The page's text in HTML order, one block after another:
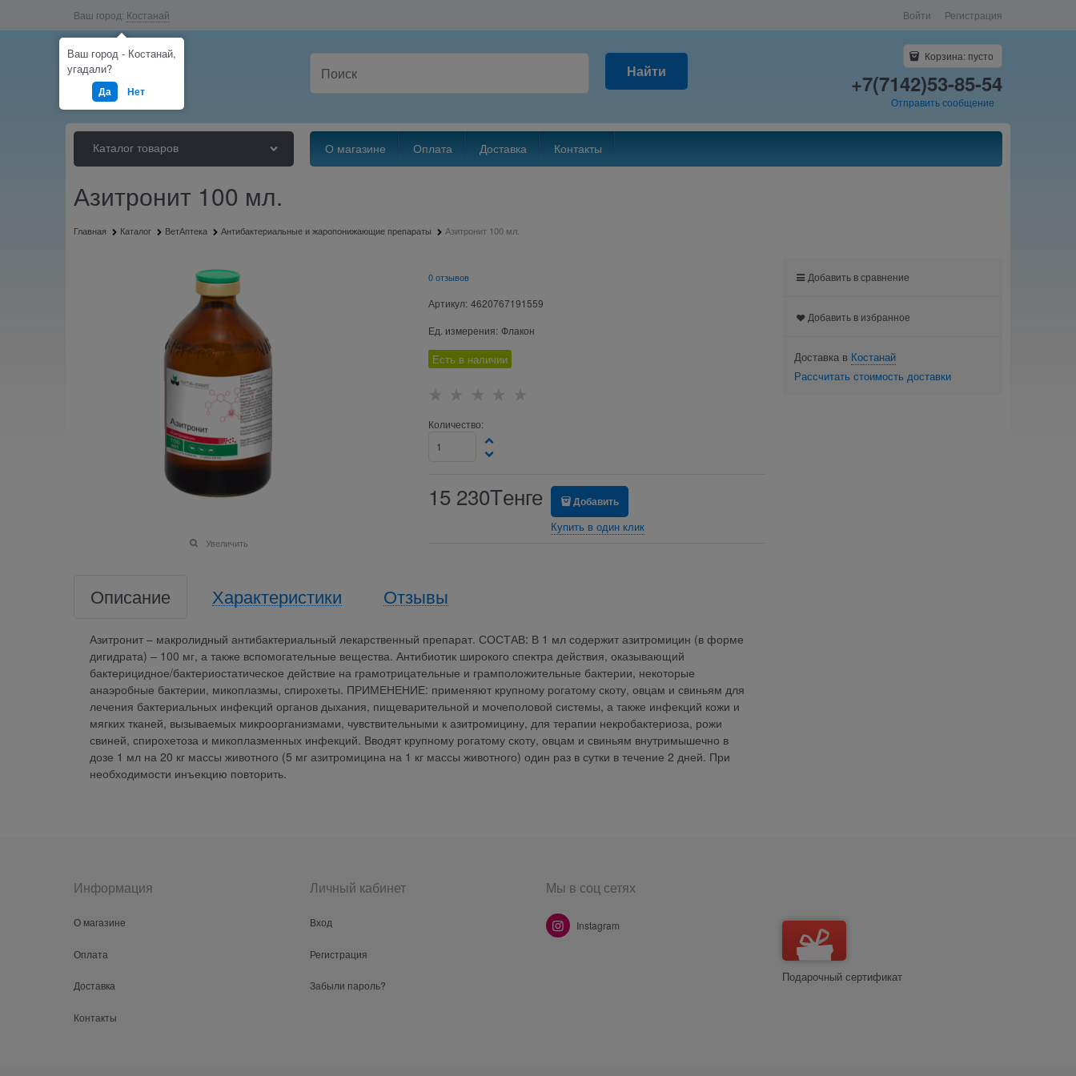
Ваш город: Костанай Войти Регистрация
Найти
Корзина: пусто
+7(7142)53-85-54
Отправить сообщение
Каталог товаров О магазине Оплата Доставка Контакты
Азитронит 100 мл.
Главная Каталог ВетАптека Антибактериальные и жаропонижающие препараты Азитронит 100 мл.
Увеличить
0 отзывов
Артикул: 4620767191559
Ед. измерения: Флакон
Есть в наличии
Количество:
15 230Tенге Добавить
Купить в один клик
Описание Характеристики Отзывы
Азитронит – макролидный антибактериальный лекарственный препарат. СОСТАВ: В 1 мл содержит азитромицин (в форме
дигидрата) – 100 мг, а также вспомогательные вещества. Антибиотик широкого спектра действия, оказывающий
бактерицидное/бактериостатическое действие на грамотрицательные и грамположительные бактерии, некоторые
анаэробные бактерии, микоплазмы, спирохеты. ПРИМЕНЕНИЕ: применяют крупному рогатому скоту, овцам и свиньям для
лечения бактериальных инфекций органов дыхания, пищеварительной и мочеполовой системы, а также инфекций кожи и
мягких тканей, вызываемых микроорганизмами, чувствительными к азитромицину, для терапии некробактериоза, рожи
свиней, спирохетоза и микоплазменных инфекций. Вводят крупному рогатому скоту, овцам и свиньям внутримышечно в
дозе 1 мл на 20 кг массы животного (5 мг азитромицина на 1 кг массы животного) один раз в сутки в течение 2 дней. При
необходимости инъекцию повторить.
Добавить в сравнение
Добавить в избранное
Доставка в Костанай
Рассчитать стоимость доставки
Информация
О магазине
Оплата
Доставка
Контакты
Личный кабинет
Вход
Регистрация
Забыли пароль?
Мы в соц сетях
Instagram
Подарочный сертификат
Ваш город - Костанай,
угадали?
Да Нет